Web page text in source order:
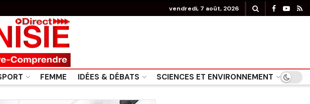
vendredi, 7 août, 2026
FEMME IDÉES & DÉBATS SCIENCES ET ENVIRONNEMENT